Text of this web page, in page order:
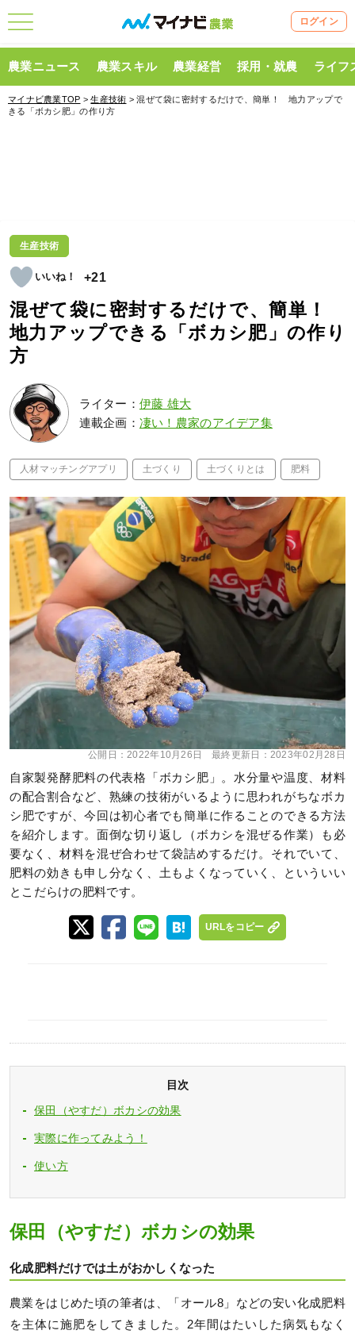
ログイン
農業ニュース 農業スキル 農業経営 採用・就農 ライフ
マイナビ農業TOP >生産技術 > 混ぜて袋に密封するだけで、簡単！ 地力アップで
きる「ボカシ肥」の作り方
生産技術
+21
混ぜて袋に密封するだけで、簡単！
地力アップできる「ボカシ肥」の作り
方
ライター： 伊藤 雄大
連載企画： 凄い！農家のアイデア集
人材マッチングアプリ 土づくり 土づくりとは 肥料
公開日：2022年10月26日 最終更新日： 2023年02月28日
自家製発酵肥料の代表格「ボカシ肥」。水分量や温度、材料
の配合割合など、熟練の技術がいるように思われがちなボカ
シ肥ですが、今回は初心者でも簡単に作ることのできる方法
を紹介します。面倒な切り返し（ボカシを混ぜる作業）も必
要なく、材料を混ぜ合わせて袋詰めするだけ。それでいて、
肥料の効きも申し分なく、土もよくなっていく、といういい
とこだらけの肥料です。
URLをコピー
目次
保田（やすだ）ボカシの効果
実際に作ってみよう！
使い方
保田（やすだ）ボカシの効果
化成肥料だけでは土がおかしくなった
農業をはじめた頃の筆者は、「オール8」などの安い化成肥料
を主体に施肥をしてきました。2年間はたいした病気もなく